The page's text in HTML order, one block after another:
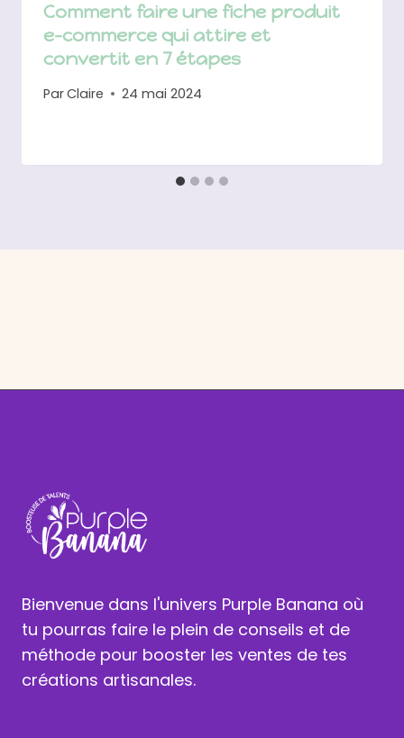
Comment faire une fiche produit
e-commerce qui attire et
convertit en 7 étapes
ParClaire 24 mai 2024
Bienvenue dans l'univers Purple Banana où
tu pourras faire le plein de conseils et de
méthode pour booster les ventes de tes
créations artisanales.